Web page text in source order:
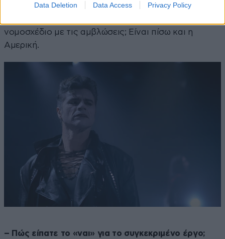
Data Deletion Data Access Privacy Policy
υπάρχει ένας νόμος στην Αμερική για την
νομοσχέδιο με τις αμβλώσεις; Είναι πίσω και η
Αμερική.
– Πώς είπατε το «ναι» για το συγκεκριμένο έργο;